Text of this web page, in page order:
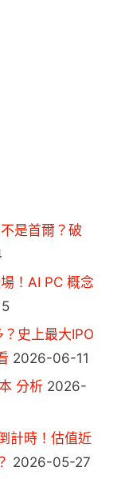
是首爾？破
！AI PC 概念
史上最大IPO
2026-06-11
分析 2026-
計時！估值近
2026-05-27